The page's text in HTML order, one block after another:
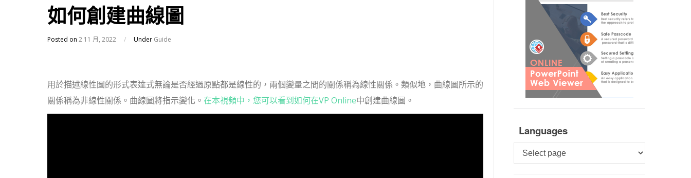
如何創建曲線圖
Posted on 2 11 月, 2022 / Under Guide
用於描述線性圖的形式表達式無論是否經過原點都是線性的，兩個變量之間的關係稱為線性關係。 類似地，曲線圖所示的
關係稱為非線性關係。曲線圖將指示變化。 在本視頻中，您可以看到如何在VP Online中創建曲線圖。
Languages
Languages